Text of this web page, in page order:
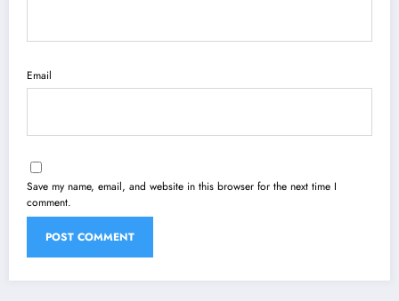
Email
Save my name, email, and website in this browser for the next time I
comment.